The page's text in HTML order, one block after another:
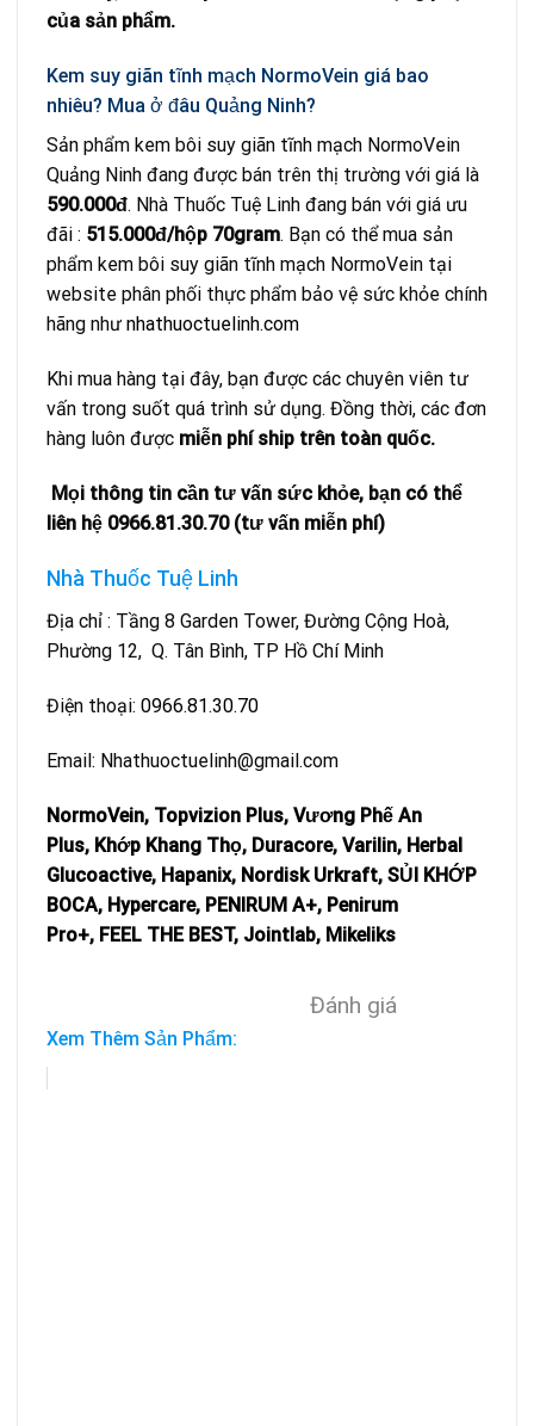
của sản phẩm.
Kem suy giãn tĩnh mạch NormoVein giá bao
nhiêu? Mua ở đâu Quảng Ninh?
Sản phẩm kem bôi suy giãn tĩnh mạch NormoVein
Quảng Ninh đang được bán trên thị trường với giá là
590.000đ. Nhà Thuốc Tuệ Linh đang bán với giá ưu
đãi : 515.000đ/hộp 70gram. Bạn có thể mua sản
phẩm kem bôi suy giãn tĩnh mạch NormoVein tại
website phân phối thực phẩm bảo vệ sức khỏe chính
hãng như nhathuoctuelinh.com
Khi mua hàng tại đây, bạn được các chuyên viên tư
vấn trong suốt quá trình sử dụng. Đồng thời, các đơn
hàng luôn được miễn phí ship trên toàn quốc.
Mọi thông tin cần tư vấn sức khỏe, bạn có thể
liên hệ 0966.81.30.70 (tư vấn miễn phí)
Nhà Thuốc Tuệ Linh
Địa chỉ : Tầng 8 Garden Tower, Đường Cộng Hoà,
Phường 12, Q. Tân Bình, TP Hồ Chí Minh
Điện thoại: 0966.81.30.70
Email: Nhathuoctuelinh@gmail.com
NormoVein, Topvizion Plus, Vương Phế An
Plus, Khớp Khang Thọ, Duracore, Varilin, Herbal
Glucoactive, Hapanix, Nordisk Urkraft, SỦI KHỚP
BOCA, Hypercare, PENIRUM A+, Penirum
Pro+, FEEL THE BEST, Jointlab, Mikeliks
Đánh giá
Xem Thêm Sản Phẩm: